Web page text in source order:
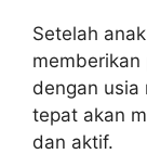
Setelah
memberikan
dengan usia
tepat akan
dan aktif.